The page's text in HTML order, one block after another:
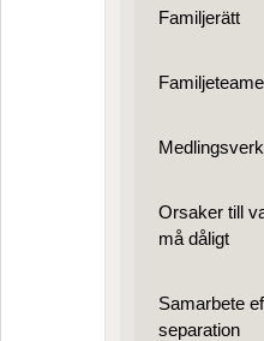
Familjerätt
Orsaker till
må dåligt
Samarbete
separation